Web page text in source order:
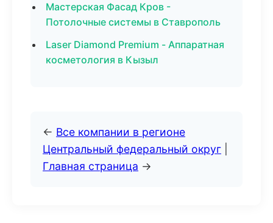
Мастерская Фасад Кров -
Потолочные системы в Ставрополь
Laser Diamond Premium - Аппаратная
косметология в Кызыл
← Все компании в регионе
Центральный федеральный округ
Главная страница →